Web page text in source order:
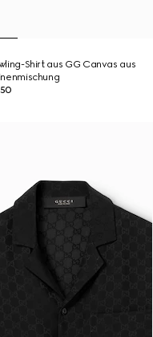
Shirt aus GG Canvas aus